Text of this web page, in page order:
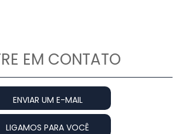
EM CONTATO
ENVIAR UM E-MAIL
LIGAMOS PARA VOCÊ